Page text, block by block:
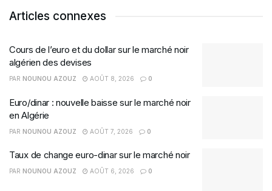
Articles connexes
Cours de l’euro et du dollar sur le marché noir
algérien des devises
PAR NOUNOU AZOUZ AOÛT 8, 2026 0
Euro/dinar : nouvelle baisse sur le marché noir
en Algérie
PAR NOUNOU AZOUZ AOÛT 7, 2026 0
Taux de change euro-dinar sur le marché noir
PAR NOUNOU AZOUZ AOÛT 6, 2026 0